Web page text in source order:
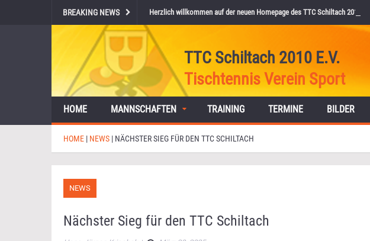
BREAKING NEWS Herzlich willkommen auf der neuen Homepage des TTC Schiltach 2010 e.V.
TTC Schiltach 2010 E.V.
Tischtennis Verein Sport
HOME MANNSCHAFTEN TRAINING TERMINE BILDER
HOME | NEWS | NÄCHSTER SIEG FÜR DEN TTC SCHILTACH
NEWS
Nächster Sieg für den TTC Schiltach